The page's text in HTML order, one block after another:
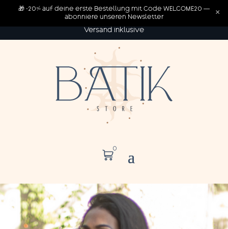
Versand inklusive
0
🎁 -20% auf deine erste Bestellung mit Code WELCOME20 —
abonniere unseren Newsletter
×